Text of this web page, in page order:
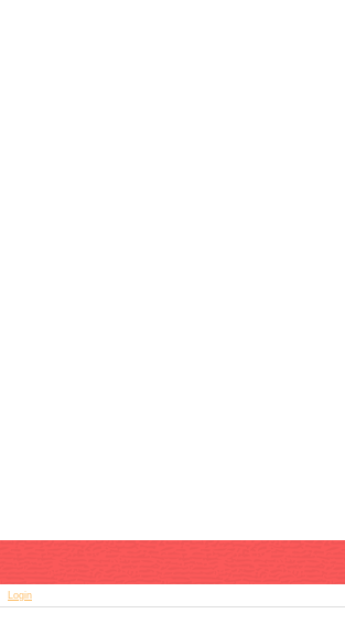
Login